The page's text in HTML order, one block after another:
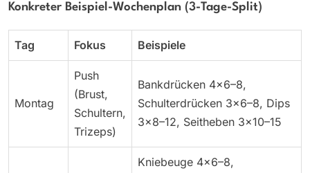
Konkreter Beispiel-Wochenplan (3-Tage-Split)
Tag Fokus Beispiele
Montag
Push
(Brust,
Schultern,
Trizeps)
Bankdrücken 4×6–8,
Schulterdrücken 3×6–8, Dips
3×8–12, Seitheben 3×10–15
Kniebeuge 4×6–8,